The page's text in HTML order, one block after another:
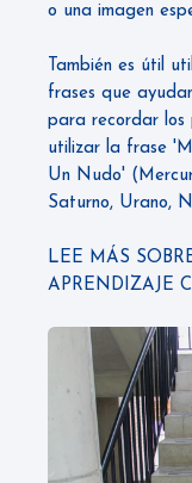
o una imagen
También es útil
frases que
para recordar los
utilizar la frase
Un Nudo'
Saturno, Urano,
LEE MÁS
APRENDIZAJE